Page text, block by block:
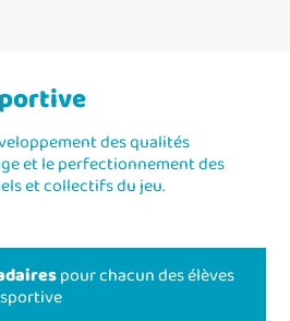
des qualités
et le perfectionnement des
et collectifs du jeu.
pour chacun des élèves